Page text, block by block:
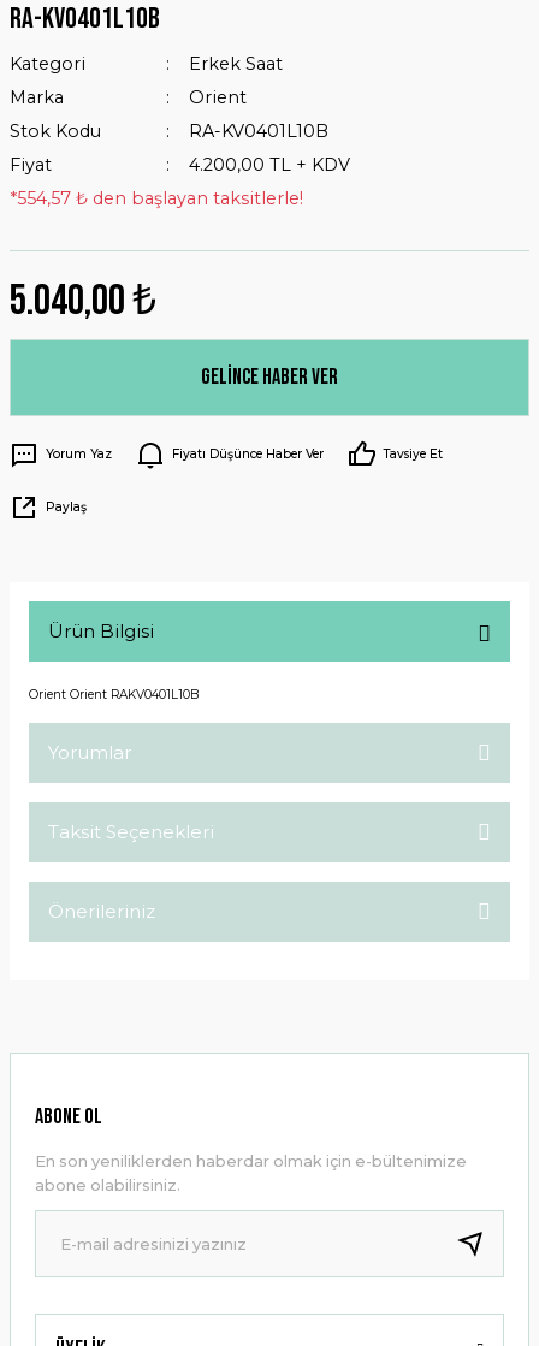
Ra-kv0401l10b
Kategori
Erkek Saat
Marka
Orient
Stok Kodu
RA-KV0401L10B
Fiyat
4.200,00 TL + KDV
*554,57 ₺ den başlayan taksitlerle!
5.040,00 ₺
Gelince Haber Ver
Yorum Yaz Fiyatı Düşünce Haber Ver Tavsiye Et
Paylaş
Ürün Bilgisi
Orient Orient RAKV0401L10B
Yorumlar
Taksit Seçenekleri
Önerileriniz
Ürün resmi kalitesiz, bozuk veya görüntülenemiyor.
Ürün bilgilerinde hatalar bulunuyor.
Ürün fiyatı diğer sitelerden daha pahalı.
Bu ürüne benzer farklı alternatifler olmalı.
ABONE OL
En son yeniliklerden haberdar olmak için e-bültenimize
abone olabilirsiniz.